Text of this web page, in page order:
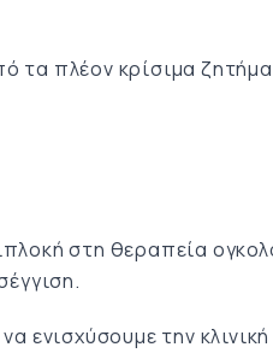
τα πλέον κρίσιμα
στη θεραπεία
την κλινική